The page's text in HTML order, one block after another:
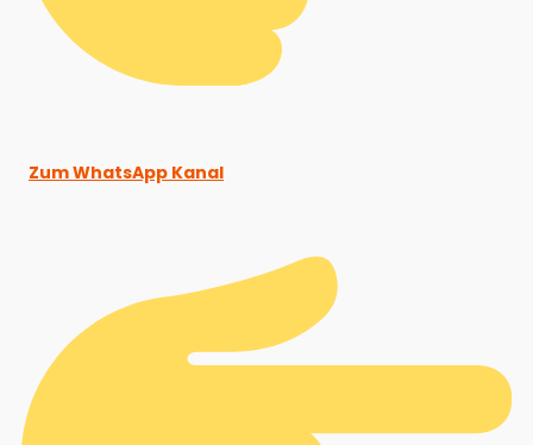
Zum WhatsApp Kanal